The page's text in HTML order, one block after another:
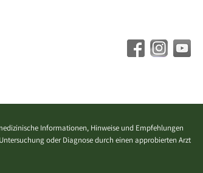
Informationen, Hinweise und Empfehlungen
oder Diagnose durch einen approbierten Arzt